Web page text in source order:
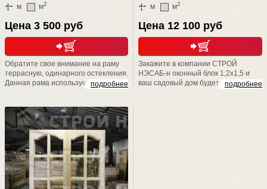
м м2
Цена 3 500 руб
подробнее
Обратите свое внимание на раму
террасную, одинарного остекления.
Данная рама используется для
дачных домов, веранд. Размер
изделия (В*Ш): 1000*800. Толщина
рамы 43 (мм). Конструкция рамы
предусматривает остекление
листовым стеклом толщиной до
4мм. Штапик в комплекте.
м м2
Цена 12 100 руб
подробнее
Закажите в компании СТРОЙ
НЭСАБ-н оконный блок 1,2х1,5 и
ваш садовый дом будет выглядеть